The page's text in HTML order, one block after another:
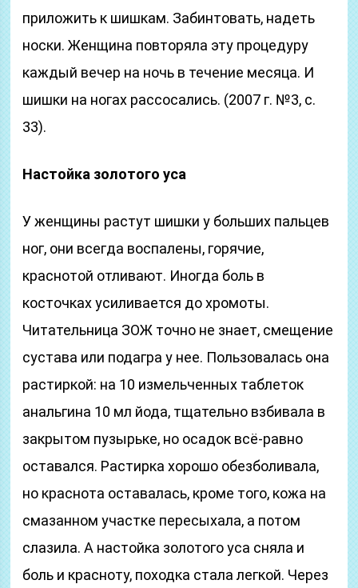
приложить к шишкам. Забинтовать, надеть
носки. Женщина повторяла эту процедуру
каждый вечер на ночь в течение месяца. И
шишки на ногах рассосались. (2007 г. №3, с.
33).
Настойка золотого уса
У женщины растут шишки у больших пальцев
ног, они всегда воспалены, горячие,
краснотой отливают. Иногда боль в
косточках усиливается до хромоты.
Читательница ЗОЖ точно не знает, смещение
сустава или подагра у нее. Пользовалась она
растиркой: на 10 измельченных таблеток
анальгина 10 мл йода, тщательно взбивала в
закрытом пузырьке, но осадок всё-равно
оставался. Растирка хорошо обезболивала,
но краснота оставалась, кроме того, кожа на
смазанном участке пересыхала, а потом
слазила. А настойка золотого уса сняла и
боль и красноту, походка стала легкой. Через